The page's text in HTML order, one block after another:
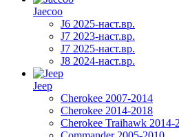
Jaecoo
J6 2025-наст.вр.
J7 2023-наст.вр.
J7 2025-наст.вр.
J8 2024-наст.вр.
Jeep
Cherokee 2007-2014
Cherokee 2014-2018
Cherokee Traihawk 2014-